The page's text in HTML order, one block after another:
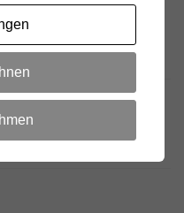
– Meraner
2026